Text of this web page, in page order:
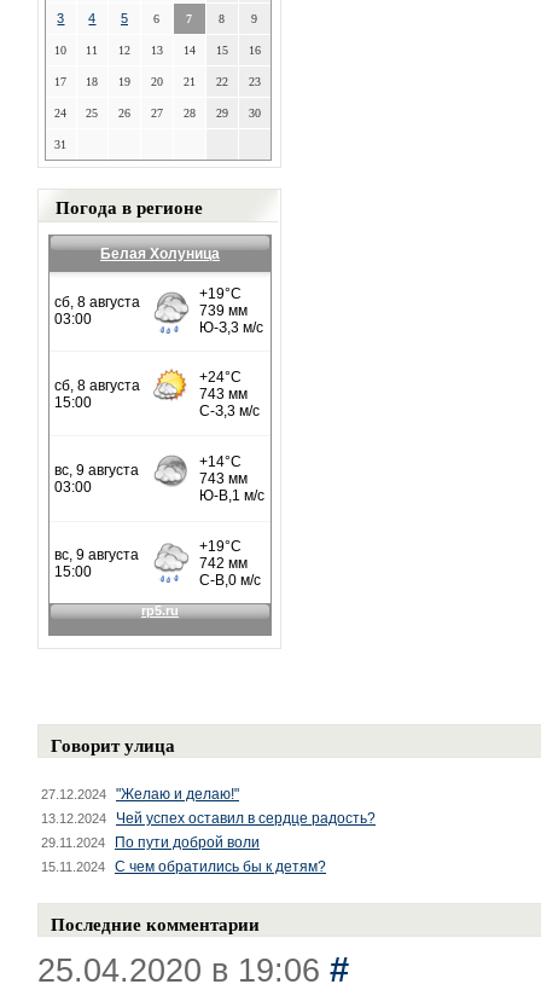
3 4 5 6 7 8 9
10 11 12 13 14 15 16
17 18 19 20 21 22 23
24 25 26 27 28 29 30
31
Погода в регионе
Белая Холуница
Говорит улица
27.12.2024 "Желаю и делаю!"
13.12.2024 Чей успех оставил в сердце радость?
29.11.2024 По пути доброй воли
15.11.2024 С чем обратились бы к детям?
Последние комментарии
25.04.2020 в 19:06 #